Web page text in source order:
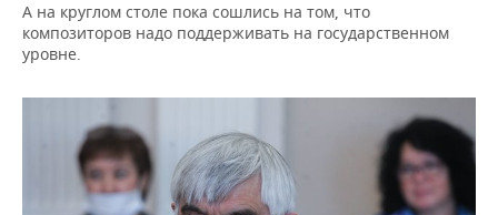
А на круглом столе пока сошлись на том, что
композиторов надо поддерживать на государственном
уровне.